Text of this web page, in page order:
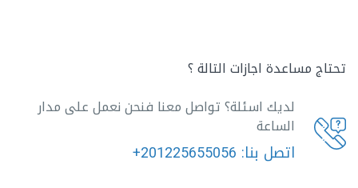
تحتاج مساعدة اجازات التالة ؟
لديك اسئلة؟ تواصل معنا فنحن نعمل على مدار
الساعة
اتصل بنا: +201225655056